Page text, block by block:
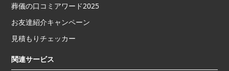
葬儀の口コミアワード2025
お友達紹介キャンペーン
見積もりチェッカー
関連サービス